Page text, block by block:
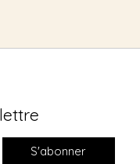
S'abonner